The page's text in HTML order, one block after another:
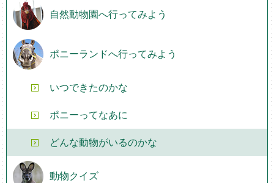
自然動物園へ行ってみよう
ポニーランドへ行ってみよう
いつできたのかな
ポニーってなあに
どんな動物がいるのかな
動物クイズ